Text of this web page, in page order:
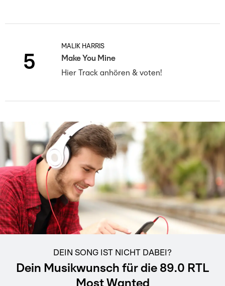
5
MALIK HARRIS
Make You Mine
Hier Track anhören & voten!
DEIN SONG IST NICHT DABEI?
Dein Musikwunsch für die 89.0 RTL
Most Wanted